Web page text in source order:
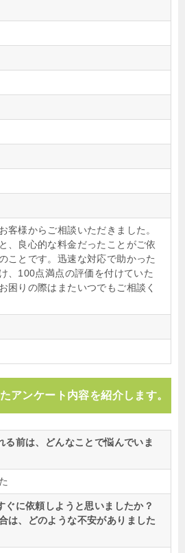
客様からご相談いただきました。
、良心的な料金だったことがご依
ことです。迅速な対応で助かった
、100点満点の評価を付けていた
困りの際はまたいつでもご相談く
アンケート内容を紹介します。
る前は、どんなことで悩んでいま
ぐに依頼しようと思いましたか？
は、どのような不安がありました